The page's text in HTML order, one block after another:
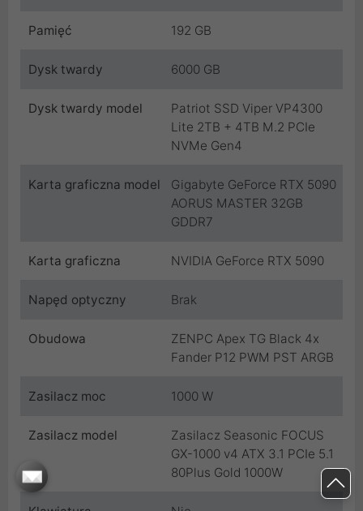
Pamięć 192 GB
Dysk twardy 6000 GB
Dysk twardy model
Patriot SSD Viper VP4300
Lite 2TB + 4TB M.2 PCIe
NVMe Gen4
Karta graficzna model
Gigabyte GeForce RTX 5090
AORUS MASTER 32GB
GDDR7
Karta graficzna NVIDIA GeForce RTX 5090
Napęd optyczny Brak
Obudowa
ZENPC Apex TG Black 4x
Fander P12 PWM PST ARGB
Zasilacz moc 1000 W
Zasilacz model
Zasilacz Seasonic FOCUS
GX-1000 v4 ATX 3.1 PCIe 5.1
80Plus Gold 1000W